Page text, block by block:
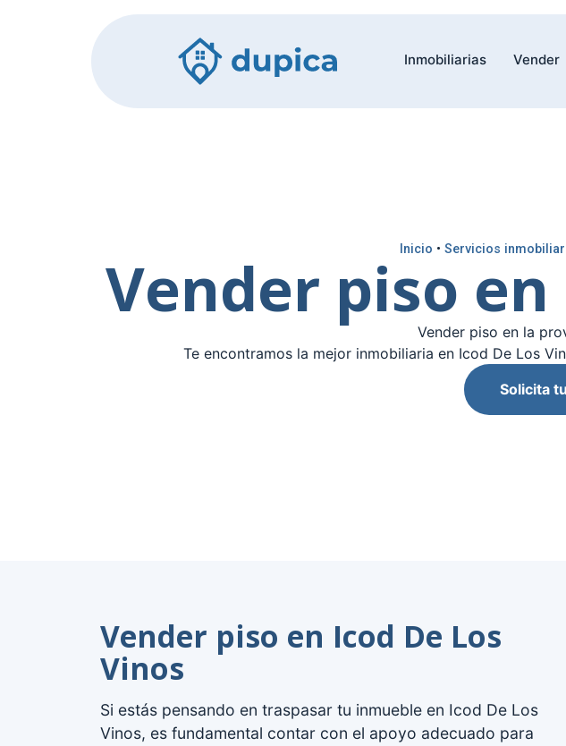
Inmobiliarias Vender
Inicio • Servicios
Vender piso en
Vender piso en la
Te encontramos la mejor inmobiliaria en Icod De Los
Solicita
Vender piso en Icod De Los
Vinos
Si estás pensando en traspasar tu inmueble en Icod De Los
Vinos, es fundamental contar con el apoyo adecuado para